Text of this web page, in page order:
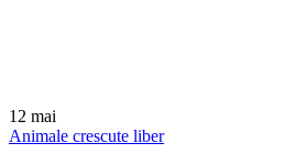
12 mai
Animale crescute liber